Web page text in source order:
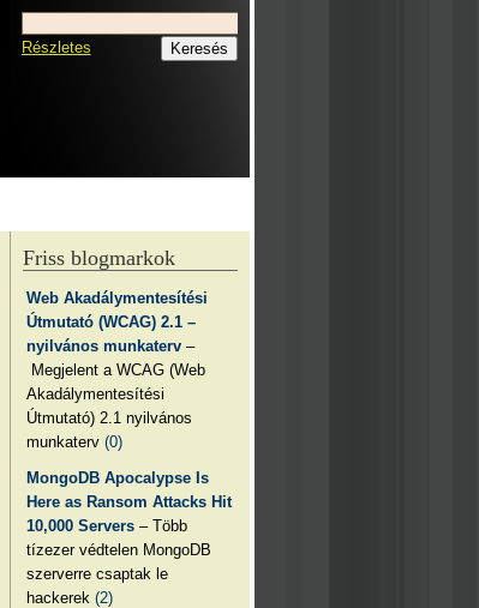
Részletes
Friss blogmarkok
Web Akadálymentesítési
Útmutató (WCAG) 2.1 –
nyilvános munkaterv –
Megjelent a WCAG (Web
Akadálymentesítési
Útmutató) 2.1 nyilvános
munkaterv(0)
MongoDB Apocalypse Is
Here as Ransom Attacks Hit
10,000 Servers – Több
tízezer védtelen MongoDB
szerverre csaptak le
hackerek(2)